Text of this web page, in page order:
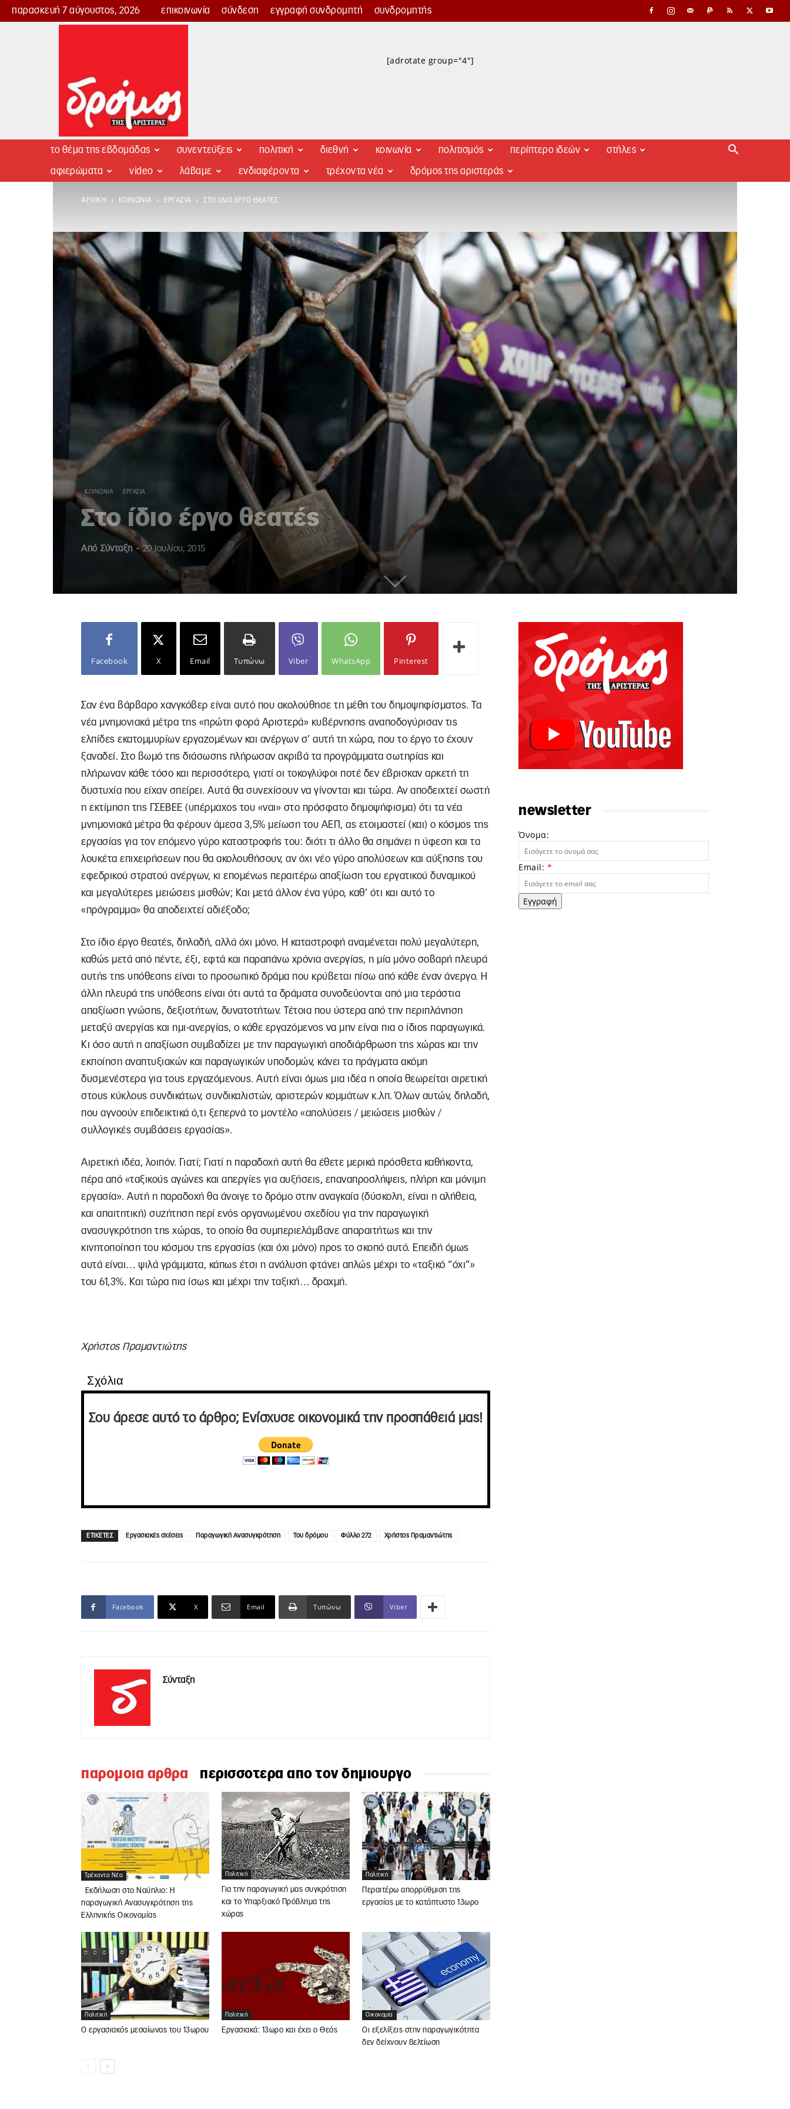
παρασκευή 7 αύγουστος, 2026 επικοινωνία σύνδεση εγγραφή συνδρομητή συνδρομητής
Δρόμος
[adrotate group="4"]
το θέμα της εβδομάδας συνεντεύξεις πολιτική διεθνή κοινωνία πολιτισμός περίπτερο ιδεών στήλες
αφιερώματα video λάβαμε ενδιαφέροντα τρέχοντα νέα δρόμος της αριστεράς
ΑΡΧΙΚΉ ΚΟΙΝΩΝΊΑ ΕΡΓΑΣΊΑ ΣΤΟ ΊΔΙΟ ΈΡΓΟ ΘΕΑΤΈΣ
ΚΟΙΝΩΝΊΑ ΕΡΓΑΣΊΑ
Στο ίδιο έργο θεατές
Από Σύνταξη - 20 Ιουλίου, 2015
Facebook X Email Τυπώνω Viber WhatsApp Pinterest
Σαν ένα βάρβαρο χανγκόβερ είναι αυτό που ακολούθησε τη μέθη του δημοψηφίσματος. Τα
νέα μνημονιακά μέτρα της «πρώτη φορά Αριστερά» κυβέρνησης αναποδογύρισαν τις
ελπίδες εκατομμυρίων εργαζομένων και ανέργων σ’ αυτή τη χώρα, που το έργο το έχουν
ξαναδεί. Στο βωμό της διάσωσης πλήρωσαν ακριβά τα προγράμματα σωτηρίας και
πλήρωναν κάθε τόσο και περισσότερο, γιατί οι τοκογλύφοι ποτέ δεν έβρισκαν αρκετή τη
δυστυχία που είχαν σπείρει. Αυτά θα συνεχίσουν να γίνονται και τώρα. Αν αποδειχτεί σωστή
η εκτίμηση της ΓΣΕΒΕΕ (υπέρμαχος του «ναι» στο πρόσφατο δημοψήφισμα) ότι τα νέα
μνημονιακά μέτρα θα φέρουν άμεσα 3,5% μείωση του ΑΕΠ, ας ετοιμαστεί (και) ο κόσμος της
εργασίας για τον επόμενο γύρο καταστροφής του: διότι τι άλλο θα σημάνει η ύφεση και τα
λουκέτα επιχειρήσεων που θα ακολουθήσουν, αν όχι νέο γύρο απολύσεων και αύξησης του
εφεδρικού στρατού ανέργων, κι επομένως περαιτέρω απαξίωση του εργατικού δυναμικού
και μεγαλύτερες μειώσεις μισθών; Και μετά άλλον ένα γύρο, καθ’ ότι και αυτό το
«πρόγραμμα» θα αποδειχτεί αδιέξοδο;
Στο ίδιο έργο θεατές, δηλαδή, αλλά όχι μόνο. Η καταστροφή αναμένεται πολύ μεγαλύτερη,
καθώς μετά από πέντε, έξι, εφτά και παραπάνω χρόνια ανεργίας, η μία μόνο σοβαρή πλευρά
αυτής της υπόθεσης είναι το προσωπικό δράμα που κρύβεται πίσω από κάθε έναν άνεργο. Η
άλλη πλευρά της υπόθεσης είναι ότι αυτά τα δράματα συνοδεύονται από μια τεράστια
απαξίωση γνώσης, δεξιοτήτων, δυνατοτήτων. Τέτοια που ύστερα από την περιπλάνηση
μεταξύ ανεργίας και ημι-ανεργίας, ο κάθε εργαζόμενος να μην είναι πια ο ίδιος παραγωγικά.
Κι όσο αυτή η απαξίωση συμβαδίζει με την παραγωγική αποδιάρθρωση της χώρας και την
εκποίηση αναπτυξιακών και παραγωγικών υποδομών, κάνει τα πράγματα ακόμη
δυσμενέστερα για τους εργαζόμενους. Αυτή είναι όμως μια ιδέα η οποία θεωρείται αιρετική
στους κύκλους συνδικάτων, συνδικαλιστών, αριστερών κομμάτων κ.λπ. Όλων αυτών, δηλαδή,
που αγνοούν επιδεικτικά ό,τι ξεπερνά το μοντέλο «απολύσεις / μειώσεις μισθών /
συλλογικές συμβάσεις εργασίας».
Αιρετική ιδέα, λοιπόν. Γιατί; Γιατί η παραδοχή αυτή θα έθετε μερικά πρόσθετα καθήκοντα,
πέρα από «ταξικούς αγώνες και απεργίες για αυξήσεις, επαναπροσλήψεις, πλήρη και μόνιμη
εργασία». Αυτή η παραδοχή θα άνοιγε το δρόμο στην αναγκαία (δύσκολη, είναι η αλήθεια,
και απαιτητική) συζήτηση περί ενός οργανωμένου σχεδίου για την παραγωγική
ανασυγκρότηση της χώρας, το οποίο θα συμπεριελάμβανε απαραιτήτως και την
κινητοποίηση του κόσμου της εργασίας (και όχι μόνο) προς το σκοπό αυτό. Επειδή όμως
αυτά είναι… ψιλά γράμματα, κάπως έτσι η ανάλυση φτάνει απλώς μέχρι το «ταξικό “όχι”»
του 61,3%. Και τώρα πια ίσως και μέχρι την ταξική… δραχμή.
Χρήστος Πραμαντιώτης
Σχόλια
Σου άρεσε αυτό το άρθρο; Ενίσχυσε οικονομικά την προσπάθειά μας!
ΕΤΙΚΕΤΕΣ Εργασιακές σχέσεις Παραγωγική Ανασυγκρότηση Του δρόμου Φύλλο 272 Χρήστος Πραμαντιώτης
Facebook X Email Τυπώνω Viber
Σύνταξη
παρομοια αρθρα περισσοτερα απο τον δημιουργο
Τρέχοντα Νέα
Εκδήλωση στο Ναύπλιο: Η
παραγωγική Ανασυγκρότηση της
Ελληνικής Οικονομίας
Πολιτική
Για την παραγωγική μας συγκρότηση
και το Υπαρξιακό Πρόβλημα της
χώρας
Πολιτική
Περαιτέρω απορρύθμιση της
εργασίας με το κατάπτυστο 13ωρο
Πολιτική
Ο εργασιακός μεσαίωνας του 13ωρου
Πολιτική
Εργασιακά: 13ωρο και έχει ο Θεός
Οικονομία
Οι εξελίξεις στην παραγωγικότητα
δεν δείχνουν βελτίωση
newsletter
Όνομα:
Email: *
Εγγραφή